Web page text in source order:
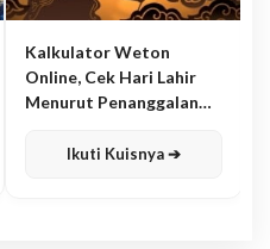
Kalkulator Weton
Online, Cek Hari Lahir
Menurut Penanggalan
Ikuti Kuisnya ➔